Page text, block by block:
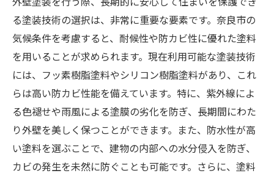
る塗装技術の選択は、非常に重要な要素です。奈良市の
気候条件を考慮すると、耐候性や防カビ性に優れた塗料
を用いることが求められます。現在利用可能な塗装技術
には、フッ素樹脂塗料やシリコン樹脂塗料があり、これ
らは高い防カビ性能を備えています。特に、紫外線によ
る色褪せや雨風による塗膜の劣化を防ぎ、長期間にわた
り外壁を美しく保つことができます。また、防水性が高
い塗料を選ぶことで、建物の内部への水分侵入を防ぎ、
カビの発生を未然に防ぐことも可能です。さらに、塗料